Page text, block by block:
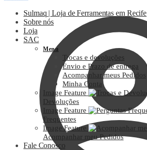
Sulmaq | Loja de Ferramentas em Recife
Sobre nós
Loja
SAC
Menu
Trocas e devoluções
Envio e Prazo de entrega
Acompanhar meus Pedidos
Minha Conta
Image Feature
Devoluções
Image Feature
Frequentes
Image Feature
Acompanhar meu Pedidos
Fale Conosco